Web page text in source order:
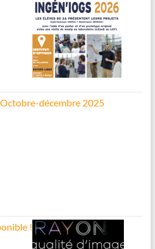
décembre 2025
!